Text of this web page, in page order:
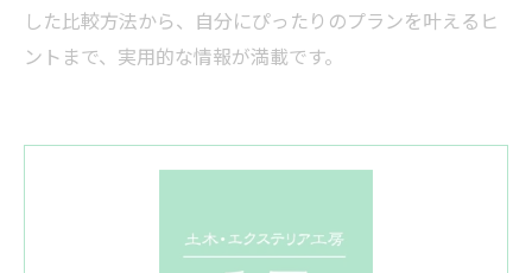
した比較方法から、自分にぴったりのプランを叶えるヒ
ントまで、実用的な情報が満載です。